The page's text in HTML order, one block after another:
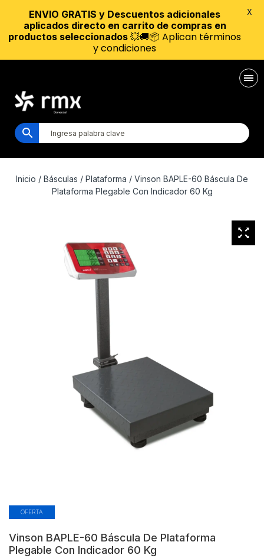
Inicio / Básculas / Plataforma / Vinson BAPLE-60 Báscula De
Plataforma Plegable Con Indicador 60 Kg
OFERTA
Vinson BAPLE-60 Báscula De Plataforma
Plegable Con Indicador 60 Kg
ENVIO GRATIS y Descuentos adicionales
aplicados directo en carrito de compras en
productos seleccionados 💥🚚📦 Aplican términos
y condiciones
X